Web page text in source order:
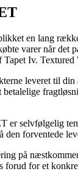
en lang
varer når det
Iv. Textured
leveret til din
selvfølgelig
den forventede
på
forud for et